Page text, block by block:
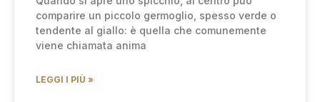
comparire un piccolo germoglio, spesso verde o
tendente al giallo: è quella che comunemente
viene chiamata anima
LEGGI I PIÙ »